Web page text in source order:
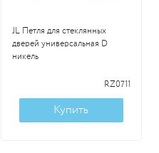
JL Петля для стеклянных
дверей универсальная D
никель
RZ0711
Купить